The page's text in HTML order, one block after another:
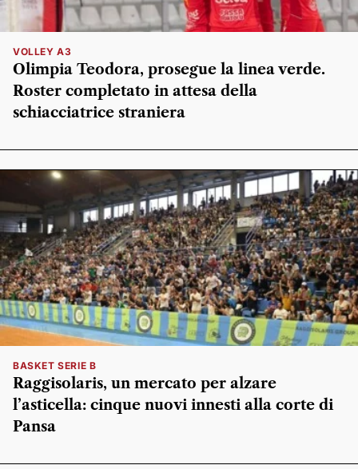
VOLLEY A3
Olimpia Teodora, prosegue la linea verde.
Roster completato in attesa della
schiacciatrice straniera
BASKET SERIE B
Raggisolaris, un mercato per alzare
l’asticella: cinque nuovi innesti alla corte di
Pansa